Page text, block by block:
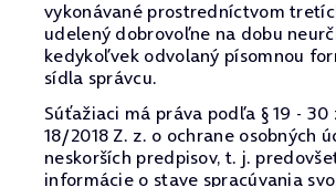
vykonávané prostredníctvom
udelený dobrovoľne na dobu
kedykoľvek odvolaný písomnou
sídla správcu.
Súťažiaci má práva podľa § 19 - 30
18/2018 Z. z. o ochrane osobných
neskorších predpisov, t. j.
informácie o stave spracúvania